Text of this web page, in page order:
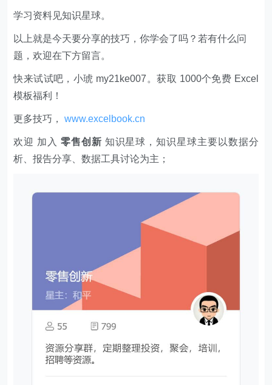
学习资料见知识星球。
以上就是今天要分享的技巧，你学会了吗？若有什么问
题，欢迎在下方留言。
快来试试吧，小琥 my21ke007。获取 1000个免费 Excel
模板福利​​​​！
更多技巧，www.excelbook.cn
欢迎 加入 零售创新 知识星球，知识星球主要以数据分
析、报告分享、数据工具讨论为主；